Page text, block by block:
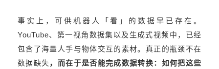
事实上，可供机器人「看」的数据早已存在。
YouTube、第一视角数据集以及生成式视频中，已经
包含了海量人手与物体交互的素材。真正的瓶颈不在
数据缺失，而在于是否能完成数据转换：如何把这些